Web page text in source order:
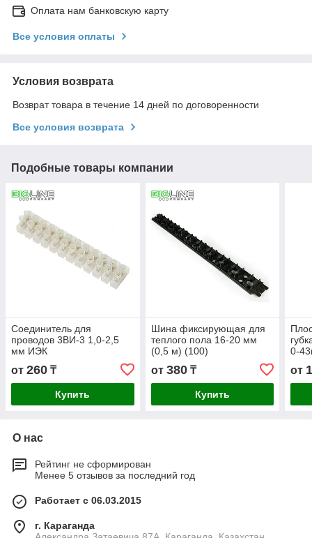
Оплата нам банковскую карту
Все условия оплаты
Условия возврата
Возврат товара в течение 14 дней по договоренности
Все условия возврата
Подобные товары компании
Соединитель для
проводов 3ВИ-3 1,0-2,5
мм ИЭК
от 260 ₸
Купить
Шина фиксирующая для
теплого пола 16-20 мм
(0,5 м) (100)
от 380₸
Купить
0-
от
О нас
Рейтинг не сформирован
Менее 5 отзывов за последний год
Работает с 06.03.2015
г. Караганда